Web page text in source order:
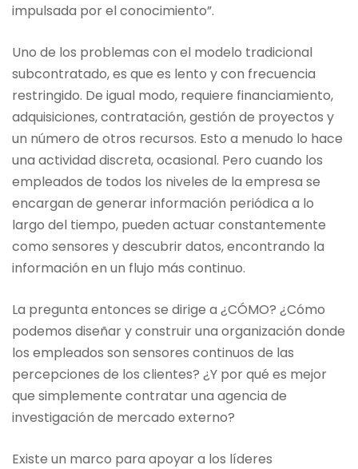
impulsada por el conocimiento”.
Uno de los problemas con el modelo tradicional
subcontratado, es que es lento y con frecuencia
restringido. De igual modo, requiere financiamiento,
adquisiciones, contratación, gestión de proyectos y
un número de otros recursos. Esto a menudo lo hace
una actividad discreta, ocasional. Pero cuando los
empleados de todos los niveles de la empresa se
encargan de generar información periódica a lo
largo del tiempo, pueden actuar constantemente
como sensores y descubrir datos, encontrando la
información en un flujo más continuo.
La pregunta entonces se dirige a ¿CÓMO? ¿Cómo
podemos diseñar y construir una organización donde
los empleados son sensores continuos de las
percepciones de los clientes? ¿Y por qué es mejor
que simplemente contratar una agencia de
investigación de mercado externo?
Existe un marco para apoyar a los líderes